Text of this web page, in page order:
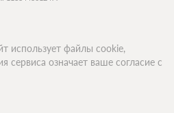
использует файлы cookie,
сервиса означает ваше согласие с